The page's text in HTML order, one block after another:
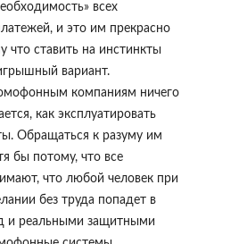
всех
и это им прекрасно
что ставить на инстинкты
вариант.
компаниям ничего
как эксплуатировать
Обращаться к разуму им
бы потому, что все
что любой человек при
без труда попадет в
и реальными защитными